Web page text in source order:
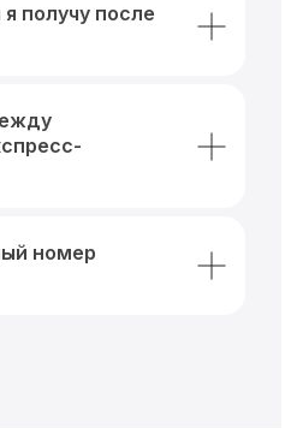
получу после
номер